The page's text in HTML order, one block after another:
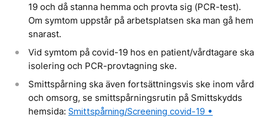
19 och då stanna hemma och provta sig (PCR-test).
Om symtom uppstår på arbetsplatsen ska man gå hem
snarast.
Vid symtom på covid-19 hos en patient/vårdtagare ska
isolering och PCR-provtagning ske.
Smittspårning ska även fortsättningsvis ske inom vård
och omsorg, se smittspårningsrutin på Smittskydds
hemsida: Smittspårning/Screening covid-19 •